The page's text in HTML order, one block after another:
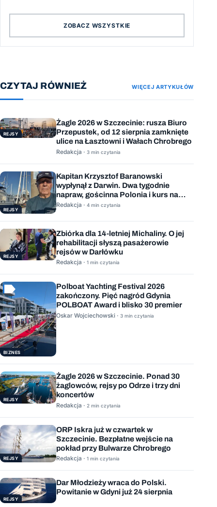
ZOBACZ WSZYSTKIE
CZYTAJ RÓWNIEŻ WIĘCEJ ARTYKUŁÓW
REJSY
Żagle 2026 w Szczecinie: rusza Biuro
Przepustek, od 12 sierpnia zamknięte
ulice na Łasztowni i Wałach Chrobrego
Redakcja · 3 min czytania
REJSY
Kapitan Krzysztof Baranowski
wypłynął z Darwin. Dwa tygodnie
napraw, gościnna Polonia i kurs na
Mauritius
Redakcja · 4 min czytania
REJSY
Zbiórka dla 14-letniej Michaliny. O jej
rehabilitacji słyszą pasażerowie
rejsów w Darłówku
Redakcja · 1 min czytania
BIZNES
Polboat Yachting Festival 2026
zakończony. Pięć nagród Gdynia
POLBOAT Award i blisko 30 premier
Oskar Wojciechowski · 3 min czytania
REJSY
Żagle 2026 w Szczecinie. Ponad 30
żaglowców, rejsy po Odrze i trzy dni
koncertów
Redakcja · 2 min czytania
REJSY
ORP Iskra już w czwartek w
Szczecinie. Bezpłatne wejście na
pokład przy Bulwarze Chrobrego
Redakcja · 1 min czytania
REJSY
Dar Młodzieży wraca do Polski.
Powitanie w Gdyni już 24 sierpnia